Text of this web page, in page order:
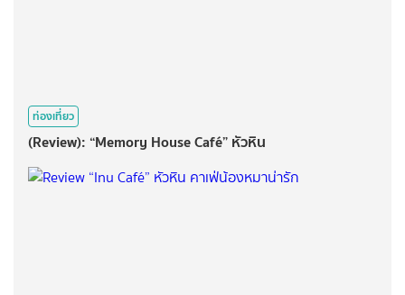
ท่องเที่ยว
(Review): “Memory House Café” หัวหิน